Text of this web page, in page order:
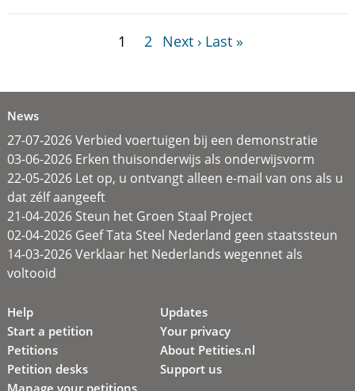
1 2 Next › Last »
News
27-07-2026 Verbied voertuigen bij een demonstratie
03-06-2026 Erken thuisonderwijs als onderwijsvorm
22-05-2026 Let op, u ontvangt alleen e-mail van ons als u
dat zélf aangeeft
21-04-2026 Steun het Groen Staal Project
02-04-2026 Geef Tata Steel Nederland geen staatssteun
14-03-2026 Verklaar het Nederlands wegennet als
voltooid
Help
Start a petition
Petitions
Petition desks
Manage your petitions
Updates
Your privacy
About Petities.nl
Support us